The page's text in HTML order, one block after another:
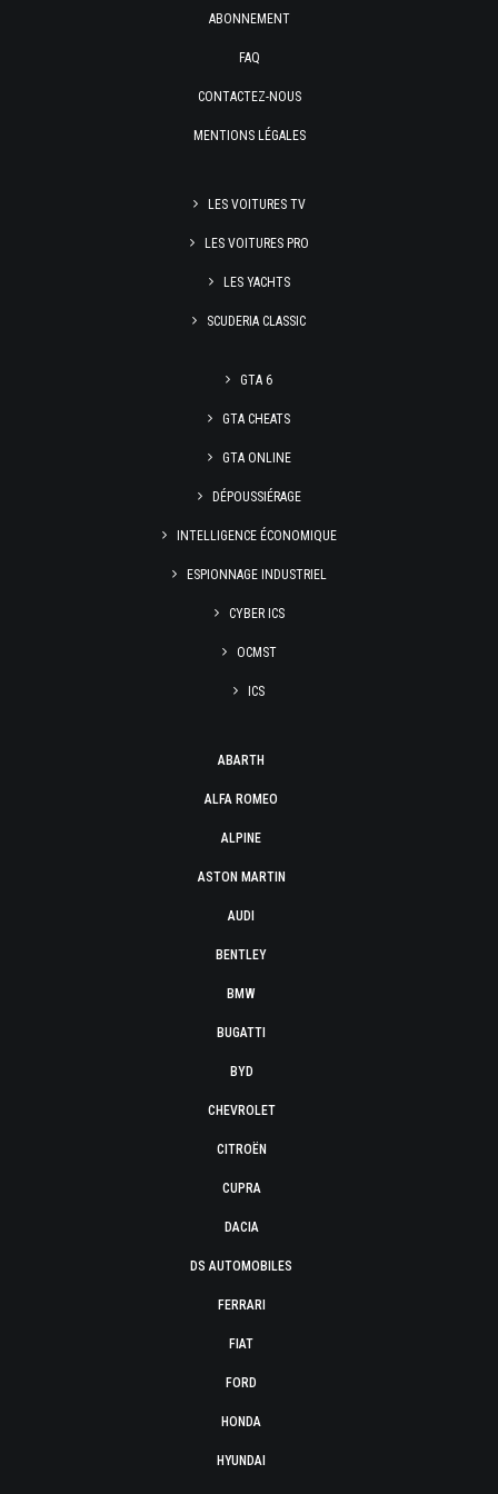
ABONNEMENT
FAQ
CONTACTEZ-NOUS
MENTIONS LÉGALES
LES VOITURES TV
LES VOITURES PRO
LES YACHTS
SCUDERIA CLASSIC
GTA 6
GTA CHEATS
GTA ONLINE
DÉPOUSSIÉRAGE
INTELLIGENCE ÉCONOMIQUE
ESPIONNAGE INDUSTRIEL
CYBER ICS
OCMST
ICS
ABARTH
ALFA ROMEO
ALPINE
ASTON MARTIN
AUDI
BENTLEY
BMW
BUGATTI
BYD
CHEVROLET
CITROËN
CUPRA
DACIA
DS AUTOMOBILES
FERRARI
FIAT
FORD
HONDA
HYUNDAI